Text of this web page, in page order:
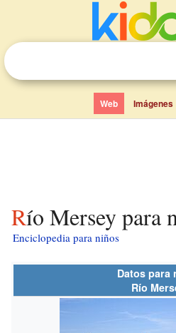
Web Imágenes
Río Mersey para
Enciclopedia para niños
Datos para
Río